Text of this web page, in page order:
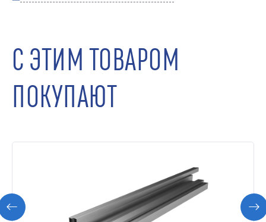
С ЭТИМ ТОВАРОМ
ПОКУПАЮТ